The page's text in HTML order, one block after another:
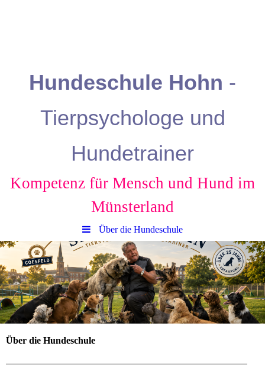
Hundeschule Hohn -
Tierpsychologe und
Hundetrainer
Kompetenz für Mensch und Hund im
Münsterland
Über die Hundeschule
Über die Hundeschule